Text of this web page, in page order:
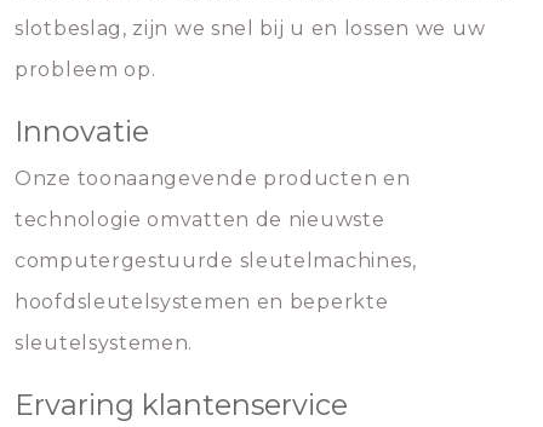
slotbeslag, zijn we snel bij u en lossen we uw
probleem op.
Innovatie
Onze toonaangevende producten en
technologie omvatten de nieuwste
computergestuurde sleutelmachines,
hoofdsleutelsystemen en beperkte
sleutelsystemen.
Ervaring klantenservice